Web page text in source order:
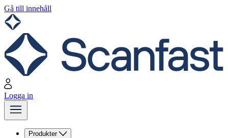
Gå till innehåll
Logga in
Produkter